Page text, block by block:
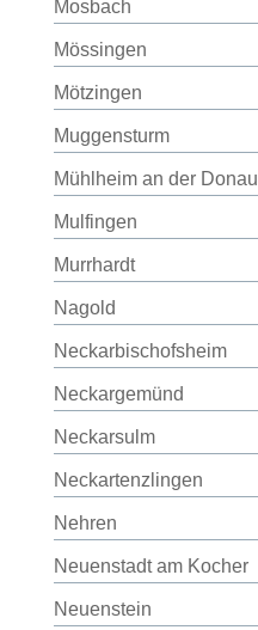
Mosbach
Mössingen
Mötzingen
Muggensturm
Mühlheim an der Donau
Mulfingen
Murrhardt
Nagold
Neckarbischofsheim
Neckargemünd
Neckarsulm
Neckartenzlingen
Nehren
Neuenstadt am Kocher
Neuenstein